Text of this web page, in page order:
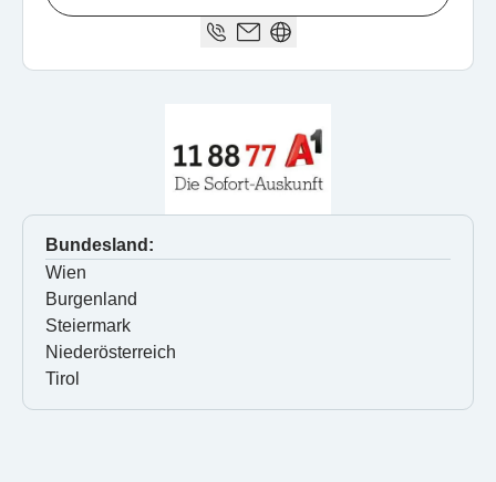
Bundesland:
Wien
Burgenland
Steiermark
Niederösterreich
Tirol